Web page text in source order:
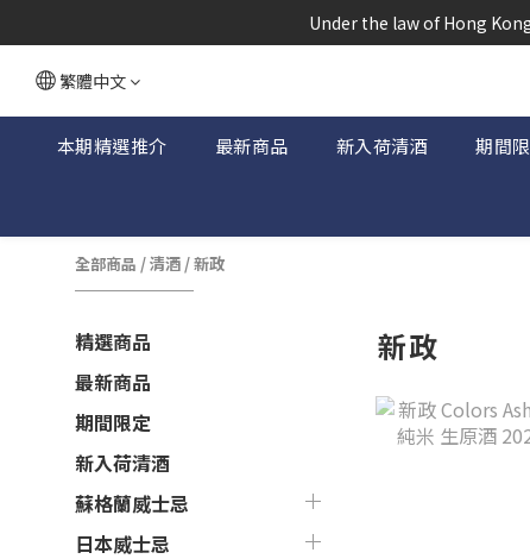
根據香
Under the law of Hong
根據香
繁體中文
本期精選推介 最新商品 新入荷清酒 期間
全部商品 /清酒 /新政
精選商品
最新商品
期間限定
新入荷清酒
蘇格蘭威士忌
日本威士忌
新政